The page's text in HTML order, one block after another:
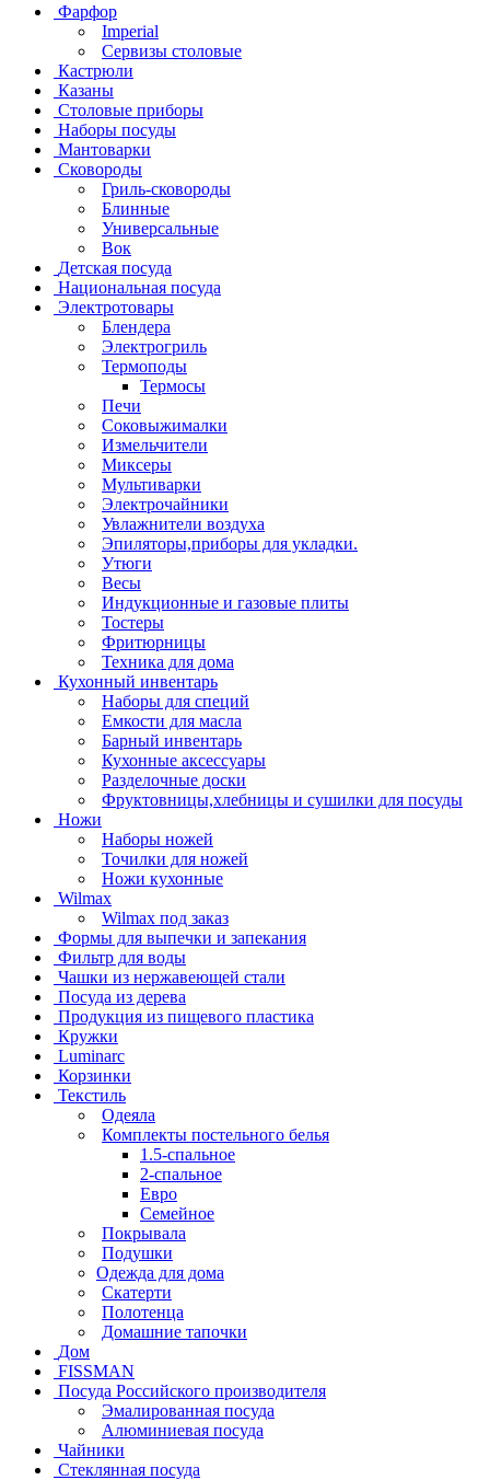
Фарфор
Imperial
Сервизы столовые
Кастрюли
Казаны
Столовые приборы
Наборы посуды
Мантоварки
Сковороды
Гриль-сковороды
Блинные
Универсальные
Вок
Детская посуда
Национальная посуда
Электротовары
Блендера
Электрогриль
Термоподы
Термосы
Печи
Соковыжималки
Измельчители
Миксеры
Мультиварки
Электрочайники
Увлажнители воздуха
Эпиляторы,приборы для укладки.
Утюги
Весы
Индукционные и газовые плиты
Тостеры
Фритюрницы
Техника для дома
Кухонный инвентарь
Наборы для специй
Емкости для масла
Барный инвентарь
Кухонные аксессуары
Разделочные доски
Фруктовницы,хлебницы и сушилки для посуды
Ножи
Наборы ножей
Точилки для ножей
Ножи кухонные
Wilmax
Wilmax под заказ
Формы для выпечки и запекания
Фильтр для воды
Чашки из нержавеющей стали
Посуда из дерева
Продукция из пищевого пластика
Кружки
Luminarc
Корзинки
Текстиль
Одеяла
Комплекты постельного белья
1.5-спальное
2-спальное
Евро
Семейное
Покрывала
Подушки
Одежда для дома
Скатерти
Полотенца
Домашние тапочки
Дом
FISSMAN
Посуда Российского производителя
Эмалированная посуда
Алюминиевая посуда
Чайники
Стеклянная посуда